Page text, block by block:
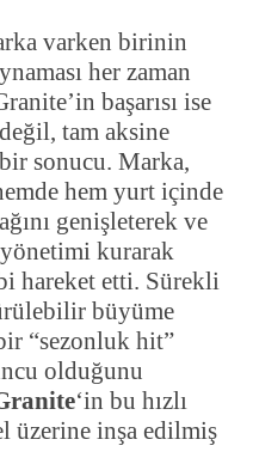
varken birinin
her zaman
başarısı ise
tam aksine
bir sonucu. Marka,
hem yurt içinde
genişleterek ve
kurarak
hareket etti. Sürekli
büyüme
“sezonluk hit”
olduğunu
‘in bu hızlı
üzerine inşa edilmiş